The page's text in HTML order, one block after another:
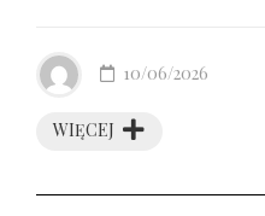
WIĘCEJ
10/06/2026